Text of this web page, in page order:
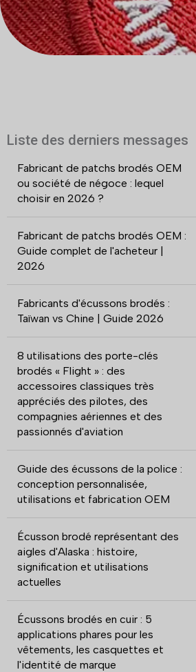
Liste des derniers messages
Fabricant de patchs brodés OEM
ou société de négoce : lequel
choisir en 2026 ?
Fabricant de patchs brodés OEM :
Guide complet de l'acheteur |
2026
Fabricants d'écussons brodés :
Taïwan vs Chine | Guide 2026
8 utilisations des porte-clés
brodés « Flight » : des
accessoires classiques très
appréciés des pilotes, des
compagnies aériennes et des
passionnés d'aviation
Guide des écussons de la police :
conception personnalisée,
utilisations et fabrication OEM
Écusson brodé représentant des
aigles d'Alaska : histoire,
signification et utilisations
actuelles
Écussons brodés en cuir : 5
applications phares pour les
vêtements, les casquettes et
l'identité de marque